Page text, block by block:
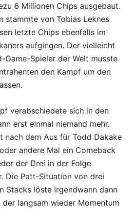
6 Millionen Chips ausgebaut.
stammte von Tobias Leknes
letzte Chips ebenfalls im
aufgingen. Der vielleicht
Game-Spieler der Welt musste
den Kampf um den
verabschiedete sich in den
erst einmal niemand mehr.
nach dem Aus für Todd Dakake
andere Mal ein Comeback
der Drei in der Folge
Die Patt-Situation von drei
Stacks löste irgendwann dann
der langsam wieder Momentum